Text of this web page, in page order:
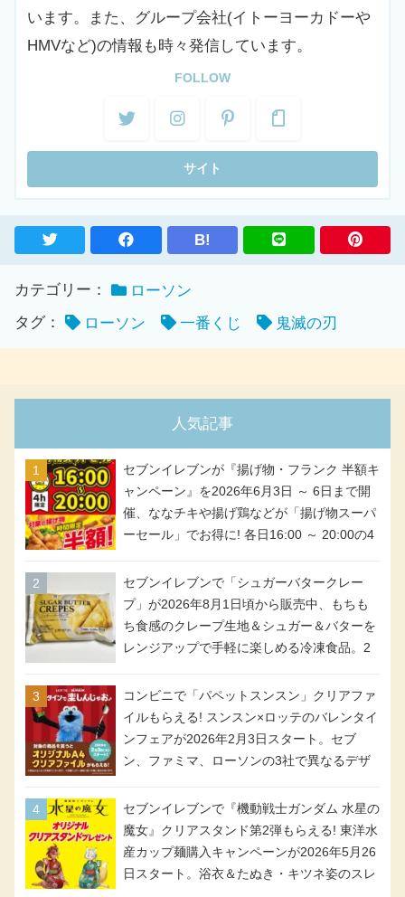
います。また、グループ会社(イトーヨーカドーや
HMVなど)の情報も時々発信しています。
FOLLOW
B!
カテゴリー：
ローソン
タグ：
ローソン 一番くじ 鬼滅の刃
人気記事
セブンイレブンが『揚げ物・フランク 半額キ
ャンペーン』を2026年6月3日 ～ 6日まで開
催、ななチキや揚げ鶏などが「揚げ物スーパ
ーセール」でお得に! 各日16:00 ～ 20:00の4
アメリカンドッグが税抜き69円!
セブンイレブンで「シュガーバタークレー
プ」が2026年8月1日頃から販売中、もちも
ち食感のクレープ生地＆シュガー＆バターを
レンジアップで手軽に楽しめる冷凍食品。2
コンビニで「パペットスンスン」クリアファ
イルもらえる! スンスン×ロッテのバレンタイ
ンフェアが2026年2月3日スタート。セブ
ン、ファミマ、ローソンの3社で異なるデザ
セブンイレブンで『機動戦士ガンダム 水星の
魔女』クリアスタンド第2弾もらえる! 東洋水
産カップ麺購入キャンペーンが2026年5月26
日スタート。浴衣＆たぬき・キツネ姿のスレ